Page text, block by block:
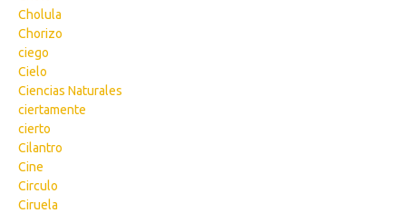
Cholula
Chorizo
ciego
Cielo
Ciencias Naturales
ciertamente
cierto
Cilantro
Cine
Circulo
Ciruela